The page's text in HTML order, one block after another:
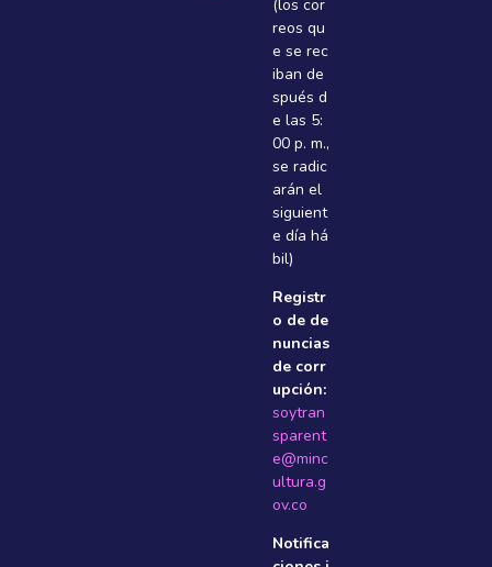
(los cor
reos qu
e se rec
iban de
spués d
e las 5:
00 p. m.,
se radic
arán el
siguient
e dí­a há
bil)
Registr
o de de
nuncias
de corr
upción:
soytran
sparent
e@minc
ultura.g
ov.co
Notifica